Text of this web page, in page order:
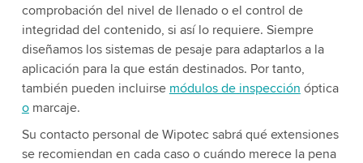
comprobación del nivel de llenado o el control de
integridad del contenido, si así lo requiere. Siempre
diseñamos los sistemas de pesaje para adaptarlos a la
aplicación para la que están destinados. Por tanto,
también pueden incluirse módulos de inspección óptica
omarcaje.
Su contacto personal de Wipotec sabrá qué extensiones
se recomiendan en cada caso o cuándo merece la pena